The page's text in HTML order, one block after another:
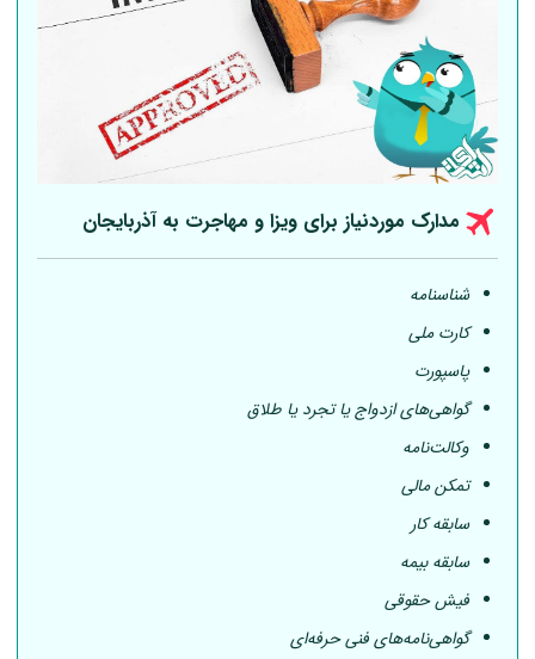
مدارک موردنیاز برای ویزا و مهاجرت به آذربایجان
شناسنامه
کارت ملی
پاسپورت
گواهی‌های ازدواج یا تجرد یا طلاق
وکالت‌نامه
تمکن مالی
سابقه کار
سابقه بیمه
فیش حقوقی
گواهی‌نامه‌های فنی حرفه‌ای